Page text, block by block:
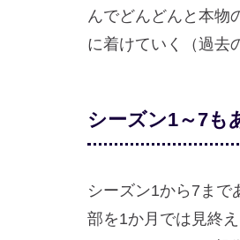
んでどんどんと本物
に着けていく（過去
シーズン1～7も
シーズン1から7まで
部を1か月では見終